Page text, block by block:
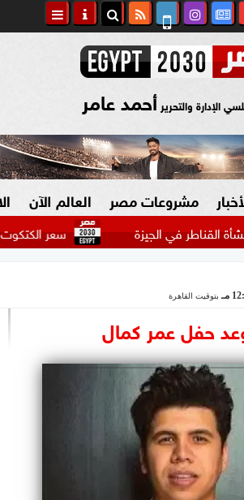
الإدارة والتحرير أحمد عامر
السياسة
مشروعات مصر العالم الآن
سعر الكتكوت الأبيض في الجيزة
مـ بتوقيت القاهرة
حفل عمر كمال